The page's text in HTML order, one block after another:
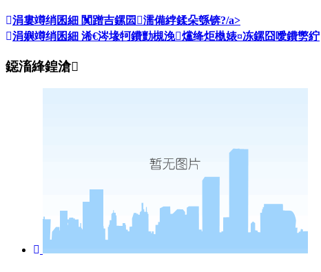
涓婁竴绡囷細 闃蹭吉鏍囩濡備綍鍒朵綔锛?/a>
涓嬩竴绡囷細 浠€涔堟牱鐨勯槻浼爣绛炬槸婊¤冻鏍囧噯鐨勶紵
鐚滀綘鍠滄